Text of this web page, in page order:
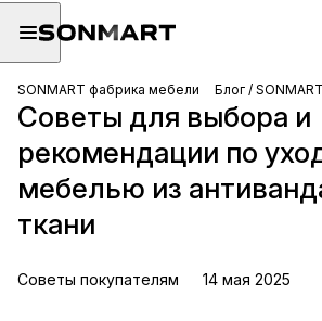
SONMART фабрика мебели Блог /
Советы для выбора и
рекомендации по
мебелью из
ткани
Советы покупателям 14 мая 2025